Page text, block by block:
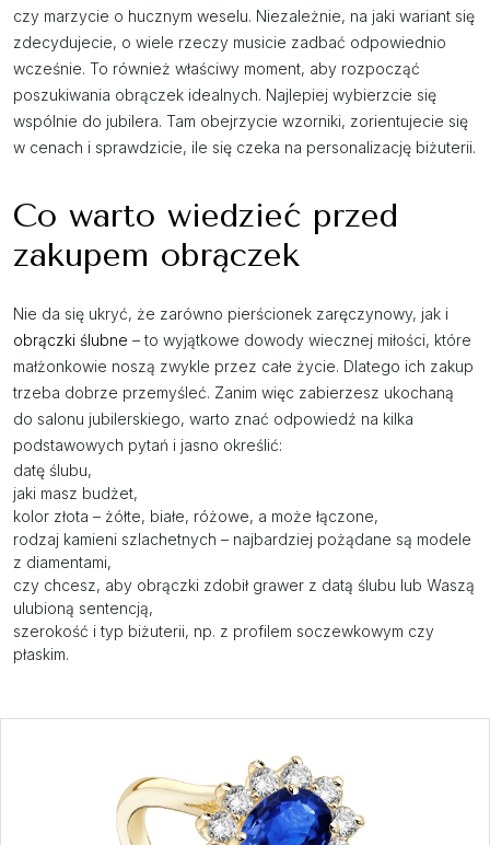
czy marzycie o hucznym weselu. Niezależnie, na jaki wariant się
zdecydujecie, o wiele rzeczy musicie zadbać odpowiednio
wcześnie. To również właściwy moment, aby rozpocząć
poszukiwania obrączek idealnych. Najlepiej wybierzcie się
wspólnie do jubilera. Tam obejrzycie wzorniki, zorientujecie się
w cenach i sprawdzicie, ile się czeka na personalizację biżuterii.
Co warto wiedzieć przed
zakupem obrączek
Nie da się ukryć, że zarówno pierścionek zaręczynowy, jak i
obrączki ślubne – to wyjątkowe dowody wiecznej miłości, które
małżonkowie noszą zwykle przez całe życie. Dlatego ich zakup
trzeba dobrze przemyśleć. Zanim więc zabierzesz ukochaną
do salonu jubilerskiego, warto znać odpowiedź na kilka
podstawowych pytań i jasno określić:
datę ślubu,
jaki masz budżet,
kolor złota – żółte, białe, różowe, a może łączone,
rodzaj kamieni szlachetnych – najbardziej pożądane są modele
z diamentami,
czy chcesz, aby obrączki zdobił grawer z datą ślubu lub Waszą
ulubioną sentencją,
szerokość i typ biżuterii, np. z profilem soczewkowym czy
płaskim.